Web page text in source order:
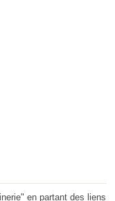
en partant des liens